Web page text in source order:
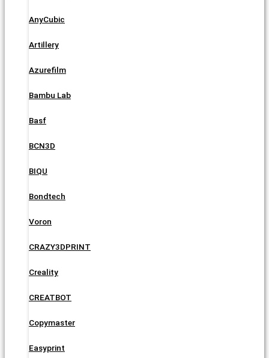
AnyCubic
Artillery
Azurefilm
Bambu Lab
Basf
BCN3D
BIQU
Bondtech
Voron
CRAZY3DPRINT
Creality
CREATBOT
Copymaster
Easyprint